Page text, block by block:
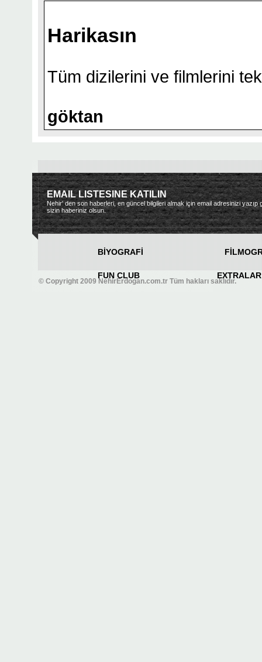
Harikasın
Tüm dizilerini ve filmlerini
göktan
EMAIL LISTESINE KATILIN
Nehir' den son haberleri, en güncel bilgileri almak için email adresinizi yazıp
sizin haberiniz olsun.
BİYOGRAFİ
FUN CLUB EXTRALAR
© Copyright 2009 NehirErdogan.com.tr Tüm hakları saklıdır.